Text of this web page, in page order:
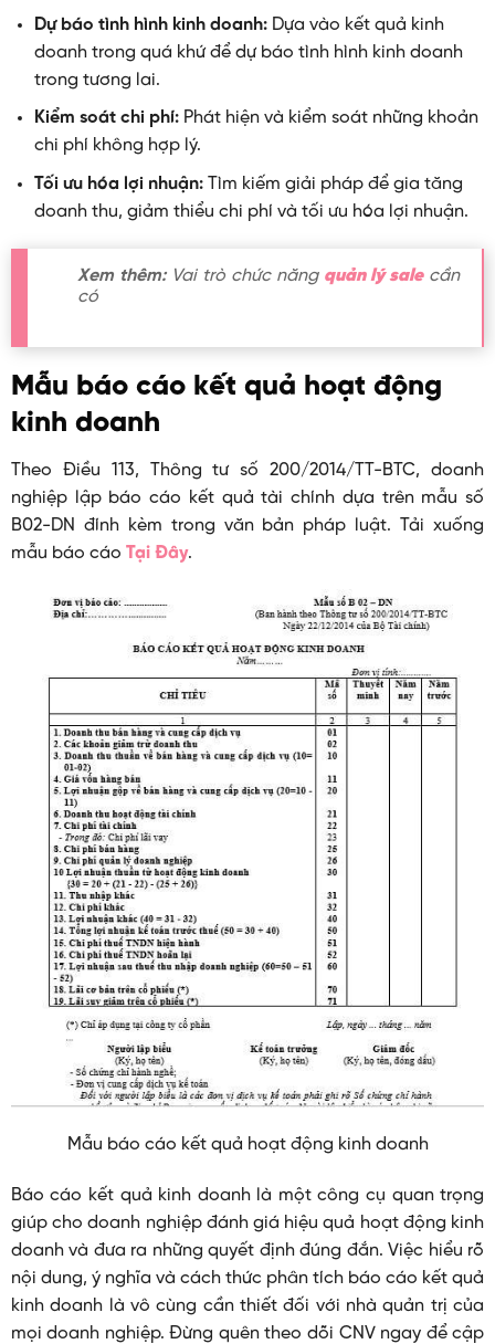
Dự báo tình hình kinh doanh:Dựa vào kết quả kinh
doanh trong quá khứ để dự báo tình hình kinh doanh
trong tương lai.
Kiểm soát chi phí:Phát hiện và kiểm soát những khoản
chi phí không hợp lý.
Tối ưu hóa lợi nhuận:Tìm kiếm giải pháp để gia tăng
doanh thu, giảm thiểu chi phí và tối ưu hóa lợi nhuận.
Xem thêm:Vai trò chức năng quản lý salecần
có
Mẫu báo cáo kết quả hoạt động
kinh doanh
Theo Điều 113, Thông tư số 200/2014/TT-BTC, doanh
nghiệp lập báo cáo kết quả tài chính dựa trên mẫu số
B02-DN đính kèm trong văn bản pháp luật. Tải xuống
mẫu báo cáo Tại Đây.
Mẫu báo cáo kết quả hoạt động kinh doanh
Báo cáo kết quả kinh doanh là một công cụ quan trọng
giúp cho doanh nghiệp đánh giá hiệu quả hoạt động kinh
doanh và đưa ra những quyết định đúng đắn. Việc hiểu rõ
nội dung, ý nghĩa và cách thức phân tích báo cáo kết quả
kinh doanh là vô cùng cần thiết đối với nhà quản trị của
mọi doanh nghiệp. Đừng quên theo dõi CNV ngay để cập